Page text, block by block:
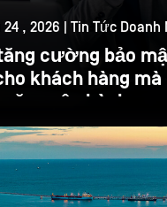
24 , 2026 | Tin Tức Doanh
cường bảo
khách hàng mà
nặng vận hành